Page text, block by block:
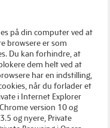
på din computer ved at
browsere er som
Du kan forhindre, at
dem helt ved at
har en indstilling,
når du forlader et
i Internet Explorer
version 10 og
og nyere, Private